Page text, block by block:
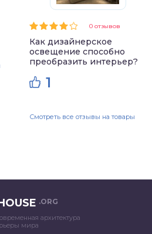
0 отзывов
Как дизайнерское
освещение способно
преобразить интерьер?
1
Смотреть все отзывы на товары
.ORG
архитектура
мира